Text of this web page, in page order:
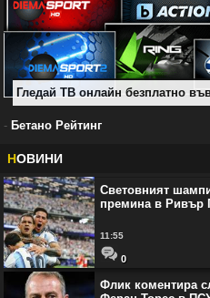
Гледай ТВ онлайн безплатно
- Бетано Рейтинг
НОВИНИ
Световният
премина в Ривър
11:55
0
Флик коментира